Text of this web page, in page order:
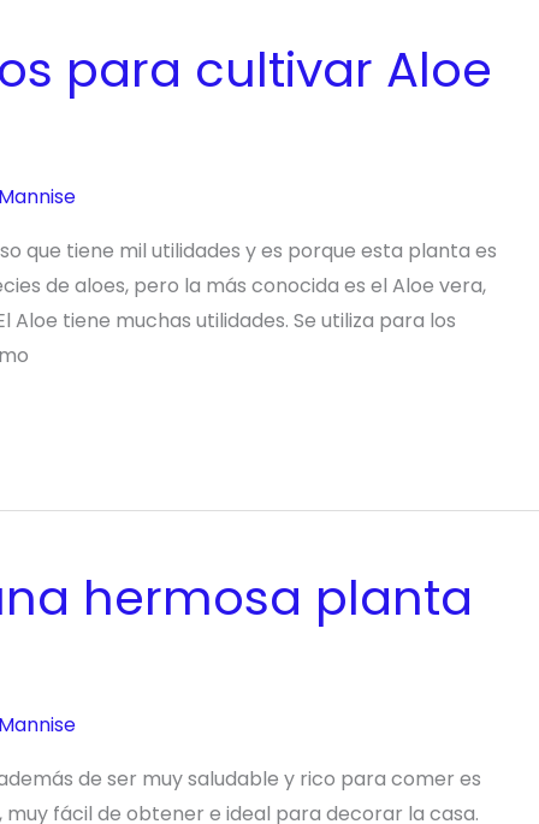
para cultivar Aloe
que tiene mil utilidades y es porque esta planta es
de aloes, pero la más conocida es el Aloe vera,
tiene muchas utilidades. Se utiliza para los
hermosa planta
de ser muy saludable y rico para comer es
fácil de obtener e ideal para decorar la casa.